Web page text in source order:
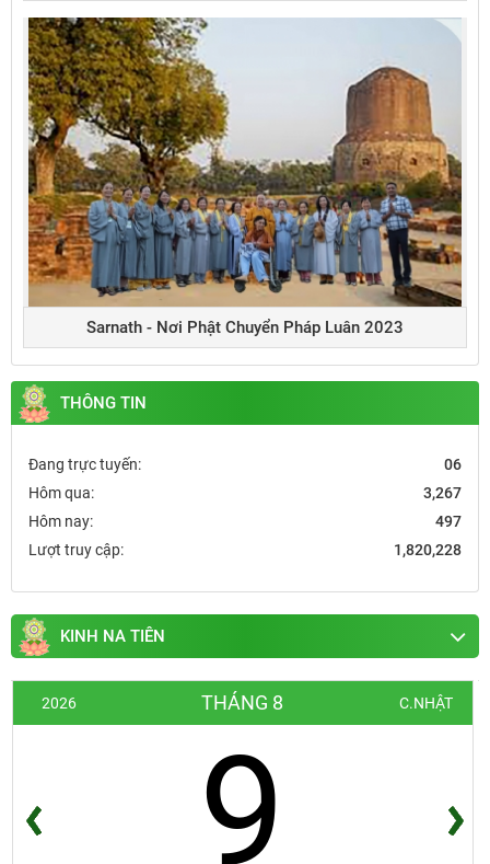
Sarnath - Nơi Phật Chuyển Pháp Luân 2023
THÔNG TIN
Đang trực tuyến:
06
Hôm qua:
3,267
Hôm nay:
497
Lượt truy cập:
1,820,228
KINH NA TIÊN
2026 THÁNG 8 C.NHẬT
9